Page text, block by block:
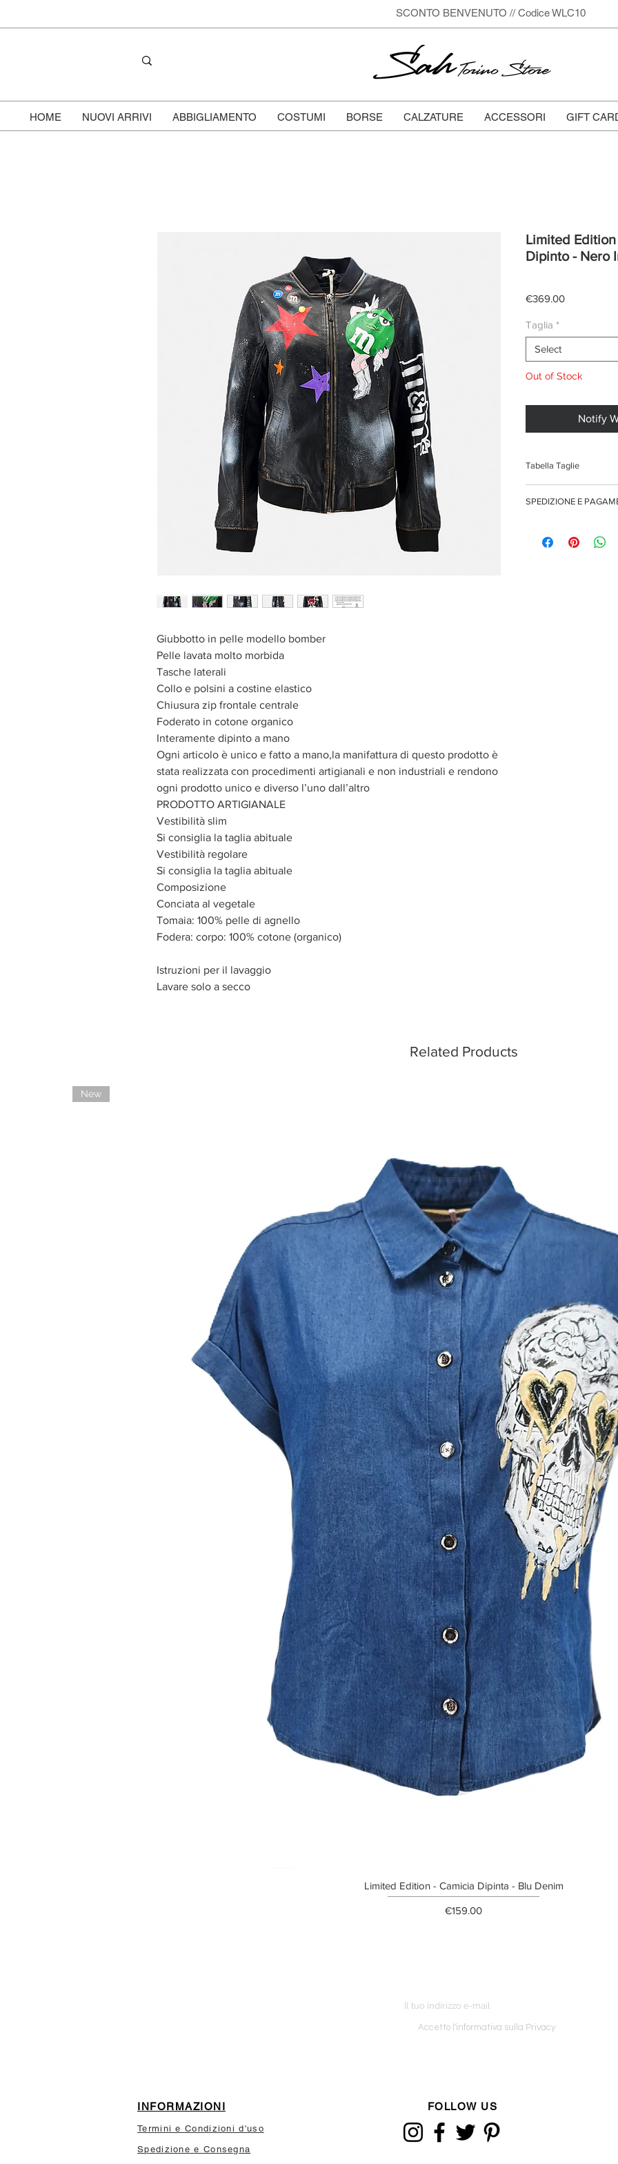
SCONTO BENVENUTO // Codice WLC10
SahTorino Store
HOME NUOVI ARRIVI ABBIGLIAMENTO COSTUMI BORSE CALZATURE ACCESSORI GIFT
Giubbotto in pelle modello bomber
Pelle lavata molto morbida
Tasche laterali
Collo e polsini a costine elastico
Chiusura zip frontale centrale
Foderato in cotone organico
Interamente dipinto a mano
Ogni articolo è unico e fatto a mano,la manifattura di questo prodotto è
stata realizzata con procedimenti artigianali e non industriali e rendono
ogni prodotto unico e diverso l’uno dall’altro
PRODOTTO ARTIGIANALE
Vestibilità slim
Si consiglia la taglia abituale
Vestibilità regolare
Si consiglia la taglia abituale
Composizione
Conciata al vegetale
Tomaia: 100% pelle di agnello
Fodera: corpo: 100% cotone (organico)
Istruzioni per il lavaggio
Lavare solo a secco
Limited
Dipinto - Nero
€369.00Price
Taglia *
Select
Out of Stock
Notify
Tabella Taglie
XS
SPEDIZIONE E
Pagamenti sicuri con
Related Products
New
Limited Edition - Camicia Dipinta - Blu Denim
Price
€159.00
Accetto l'informativa sulla Privacy
INFORMAZIONI
Termini e Condizioni d'uso
Spedizione e Consegna
FOLLOW US